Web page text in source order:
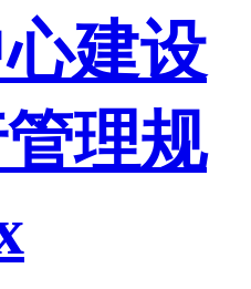
建设
理规